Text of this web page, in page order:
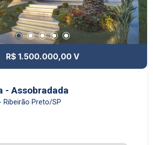
R$ 1.500.000,00 V
- Assobradada
Ribeirão Preto/SP